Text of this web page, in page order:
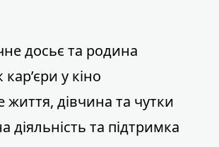
досьє та родина
у кіно
життя, дівчина та чутки
діяльність та підтримка